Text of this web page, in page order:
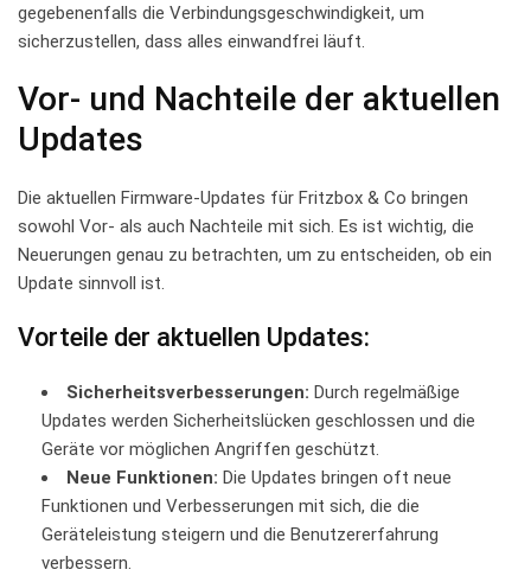
gegebenenfalls die‍ Verbindungsgeschwindigkeit, ⁣um
sicherzustellen, ⁣dass alles einwandfrei läuft.
Vor- und Nachteile der‌ aktuellen
Updates
Die ​aktuellen ​Firmware-Updates für Fritzbox⁣ & Co bringen‌
sowohl Vor- als auch Nachteile mit sich. Es ​ist wichtig,​ die
Neuerungen​ genau zu betrachten, um zu entscheiden, ob ein
Update sinnvoll ​ist.
Vorteile​ der ​aktuellen Updates:
Sicherheitsverbesserungen: Durch ​regelmäßige
Updates werden Sicherheitslücken⁣ geschlossen und die
Geräte vor ⁤möglichen‌ Angriffen geschützt.
Neue Funktionen: ⁤Die Updates‌ bringen oft‌ neue
Funktionen und Verbesserungen mit ⁢sich, die die
Geräteleistung steigern⁣ und⁢ die Benutzererfahrung
verbessern.